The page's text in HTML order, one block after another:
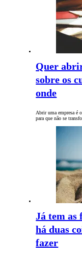
Quer
sobre os
onde
Abrir uma empresa é
para que não se
Já tem as
há duas
fazer